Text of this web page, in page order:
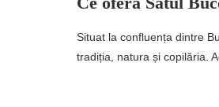
Situat la confluența dintre
tradiția, natura și copilăria.